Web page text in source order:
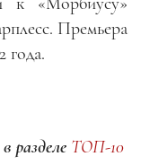
Премьера
года.
разделе ТОП-10